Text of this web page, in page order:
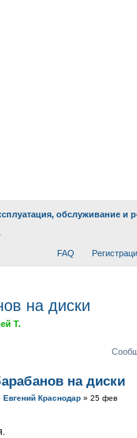
обслуживание и
FAQ
на диски
Т.
на диски
Евгений Краснодар » 25 фев